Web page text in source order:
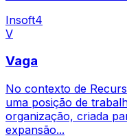
Insoft4
V
Vaga
No contexto de
uma posição de
organização, criada
expansão...